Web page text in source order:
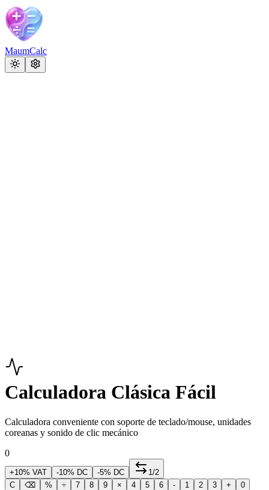
MaumCalc
Calculadora Clásica Fácil
Calculadora conveniente con soporte de teclado/mouse, unidades
coreanas y sonido de clic mecánico
0
+10% VAT -10% DC -5% DC 1/2
C
⌫ % ÷ 7 8 9 × 4 5 6 - 1 2 3 +
0